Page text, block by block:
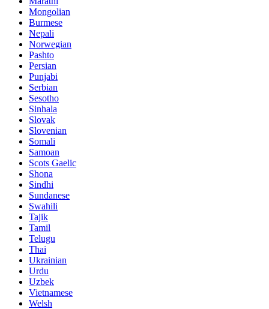
Mongolian
Burmese
Nepali
Norwegian
Pashto
Persian
Punjabi
Serbian
Sesotho
Sinhala
Slovak
Slovenian
Somali
Samoan
Scots Gaelic
Shona
Sindhi
Sundanese
Swahili
Tajik
Tamil
Telugu
Thai
Ukrainian
Urdu
Uzbek
Vietnamese
Welsh